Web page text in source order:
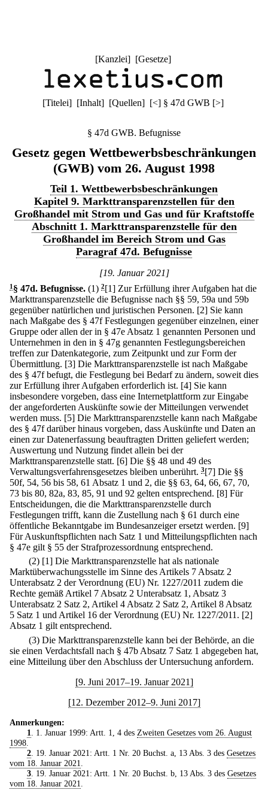
[Kanzlei] [Gesetze]
[Titelei] [Inhalt] [Quellen] [<] § 47d GWB [>]
§ 47d GWB. Befugnisse
Gesetz gegen Wettbewerbsbeschränkungen
(GWB) vom 26. August 1998
Teil 1. Wettbewerbsbeschränkungen
Kapitel 9. Markttransparenzstellen für den
Großhandel mit Strom und Gas und für Kraftstoffe
Abschnitt 1. Markttransparenzstelle für den
Großhandel im Bereich Strom und Gas
Paragraf 47d. Befugnisse
[19. Januar 2021]
1 § 47d. Befugnisse. (1) 2[1] Zur Erfüllung ihrer Aufgaben hat die
Markttransparenzstelle die Befugnisse nach §§ 59, 59a und 59b
gegenüber natürlichen und juristischen Personen. [2] Sie kann
nach Maßgabe des § 47f Festlegungen gegenüber einzelnen, einer
Gruppe oder allen der in § 47e Absatz 1 genannten Personen und
Unternehmen in den in § 47g genannten Festlegungsbereichen
treffen zur Datenkategorie, zum Zeitpunkt und zur Form der
Übermittlung. [3] Die Markttransparenzstelle ist nach Maßgabe
des § 47f befugt, die Festlegung bei Bedarf zu ändern, soweit dies
zur Erfüllung ihrer Aufgaben erforderlich ist. [4] Sie kann
insbesondere vorgeben, dass eine Internetplattform zur Eingabe
der angeforderten Auskünfte sowie der Mitteilungen verwendet
werden muss. [5] Die Markttransparenzstelle kann nach Maßgabe
des § 47f darüber hinaus vorgeben, dass Auskünfte und Daten an
einen zur Datenerfassung beauftragten Dritten geliefert werden;
Auswertung und Nutzung findet allein bei der
Markttransparenzstelle statt. [6] Die §§ 48 und 49 des
Verwaltungsverfahrensgesetzes bleiben unberührt. 3[7] Die §§
50f, 54, 56 bis 58, 61 Absatz 1 und 2, die §§ 63, 64, 66, 67, 70,
73 bis 80, 82a, 83, 85, 91 und 92 gelten entsprechend. [8] Für
Entscheidungen, die die Markttransparenzstelle durch
Festlegungen trifft, kann die Zustellung nach § 61 durch eine
öffentliche Bekanntgabe im Bundesanzeiger ersetzt werden. [9]
Für Auskunftspflichten nach Satz 1 und Mitteilungspflichten nach
§ 47e gilt § 55 der Strafprozessordnung entsprechend.
(2) [1] Die Markttransparenzstelle hat als nationale
Marktüberwachungsstelle im Sinne des Artikels 7 Absatz 2
Unterabsatz 2 der Verordnung (EU) Nr. 1227/2011 zudem die
Rechte gemäß Artikel 7 Absatz 2 Unterabsatz 1, Absatz 3
Unterabsatz 2 Satz 2, Artikel 4 Absatz 2 Satz 2, Artikel 8 Absatz
5 Satz 1 und Artikel 16 der Verordnung (EU) Nr. 1227/2011. [2]
Absatz 1 gilt entsprechend.
(3) Die Markttransparenzstelle kann bei der Behörde, an die
sie einen Verdachtsfall nach § 47b Absatz 7 Satz 1 abgegeben hat,
eine Mitteilung über den Abschluss der Untersuchung anfordern.
[9. Juni 2017–19. Januar 2021]
[12. Dezember 2012–9. Juni 2017]
Anmerkungen:
1
. 1. Januar 1999: Artt. 1, 4 des Zweiten Gesetzes vom 26. August
1998
2. 19. Januar 2021: Artt. 1 Nr. 20 Buchst. a, 13 Abs. 3 des Gesetzes
vom 18. Januar 2021
3. 19. Januar 2021: Artt. 1 Nr. 20 Buchst. b, 13 Abs. 3 des Gesetzes
vom 18. Januar 2021